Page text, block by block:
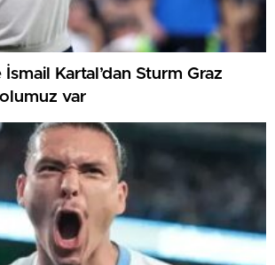
İsmail Kartal’dan Sturm Graz
var